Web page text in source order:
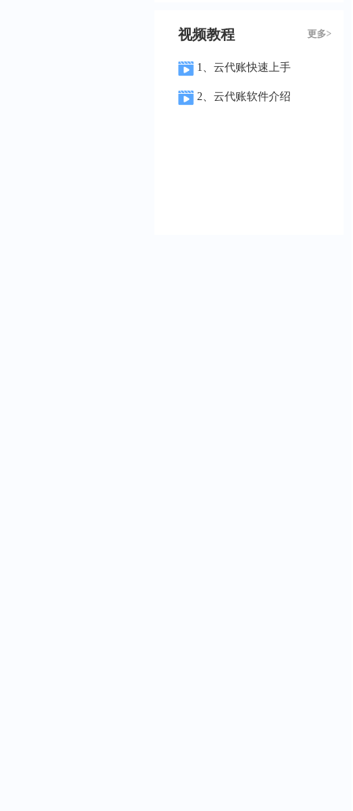
视频教程 更多>
1、云代账快速上手
2、云代账软件介绍